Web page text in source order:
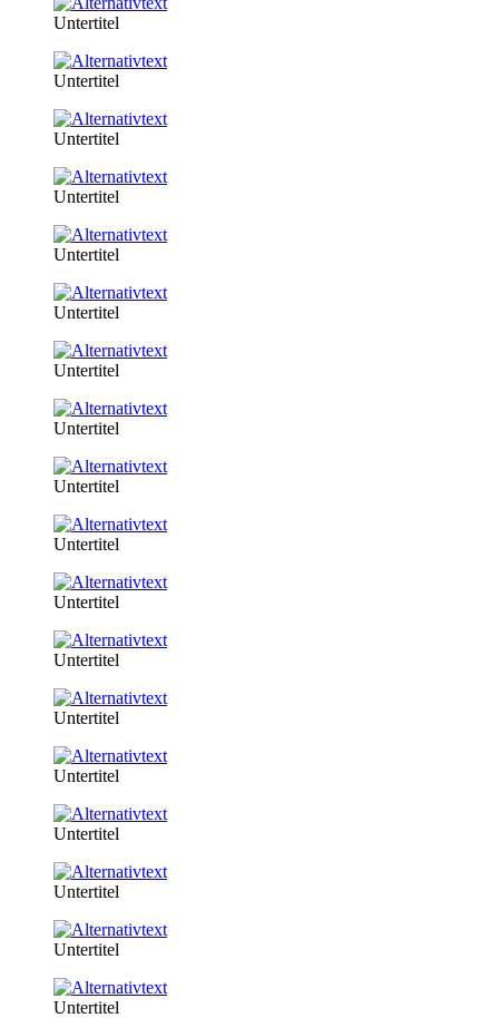
Untertitel
Untertitel
Untertitel
Untertitel
Untertitel
Untertitel
Untertitel
Untertitel
Untertitel
Untertitel
Untertitel
Untertitel
Untertitel
Untertitel
Untertitel
Untertitel
Untertitel
Untertitel